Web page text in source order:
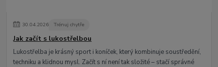
30.04.2026 Trénuj chytře
Jak začít s lukostřelbou
Lukostřelba je krásný sport i koníček, který kombinuje soustředění,
techniku a klidnou mysl. Začít s ní není tak složité – stačí správné